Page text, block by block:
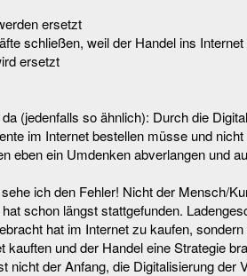
ersetzt
schließen, weil der Handel ins
ersetzt
(jedenfalls so ähnlich): Durch die
im Internet bestellen müsse und
eben ein Umdenken abverlangen und
ich den Fehler! Nicht der Mensch/
schon längst stattgefunden.
hat im Internet zu kaufen,
kauften und der Handel eine Strategie
nicht der Anfang, die Digitalisierung der